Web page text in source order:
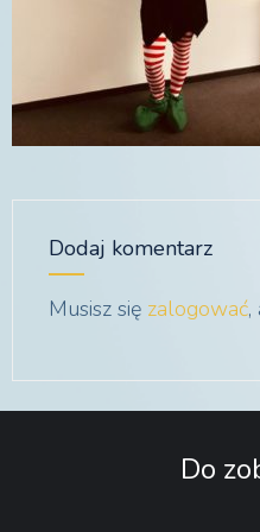
Dodaj komentarz
Musisz się zalogować,
Do